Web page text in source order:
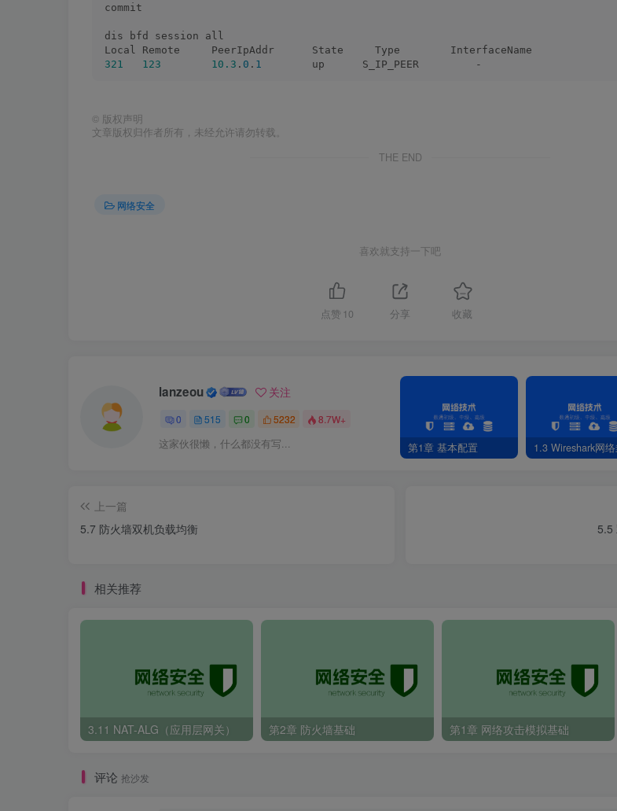
commit
dis bfd session all
Local Remote     PeerIpAddr      State     Type        InterfaceName
321
123 10.3 . 0 . 1
        up      S_IP_PEER         -
© 版权声明
文章版权归作者所有，未经允许请勿转载。
THE END
网络安全
喜欢就支持一下吧
点赞 10 分享 收藏
lanzeou 关注
0 515 0 5232 8.7W+
这家伙很懒，什么都没有写... 第1章 基本配置
上一篇
5.7 防火墙双机负载均衡
5.5
相关推荐
3.11 NAT-ALG（应用层网关） 第2章 防火墙基础 第1章 网络攻击模拟基础
评论 抢沙发